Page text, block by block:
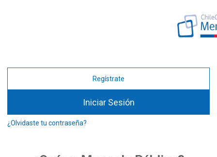
Regístrate
Iniciar Sesión
¿Olvidaste tu contraseña?